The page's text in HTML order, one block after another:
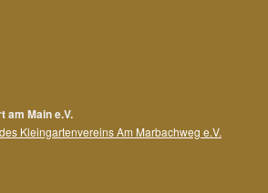
am Main e.V.
Kleingartenvereins Am Marbachweg e.V.